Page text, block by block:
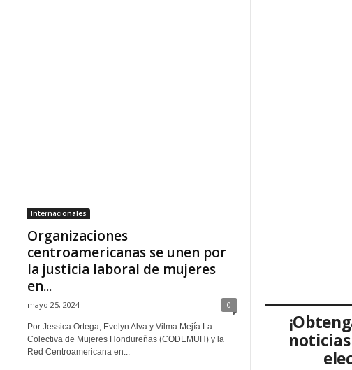
Internacionales
Organizaciones
centroamericanas se unen por
la justicia laboral de mujeres
en...
mayo 25, 2024 0
Por Jessica Ortega, Evelyn Alva y Vilma Mejía La
Colectiva de Mujeres Hondureñas (CODEMUH) y la
Red Centroamericana en...